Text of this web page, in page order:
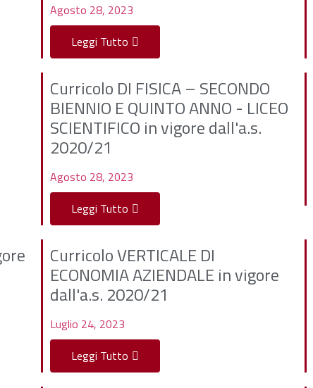
Agosto 28, 2023
Leggi Tutto
Curricolo DI FISICA – SECONDO
BIENNIO E QUINTO ANNO - LICEO
SCIENTIFICO in vigore dall'a.s.
2020/21
Agosto 28, 2023
Leggi Tutto
Curricolo VERTICALE DI
ECONOMIA AZIENDALE in vigore
dall'a.s. 2020/21
Luglio 24, 2023
Leggi Tutto